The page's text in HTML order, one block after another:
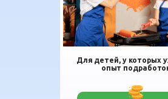
Для детей, у которых
опыт